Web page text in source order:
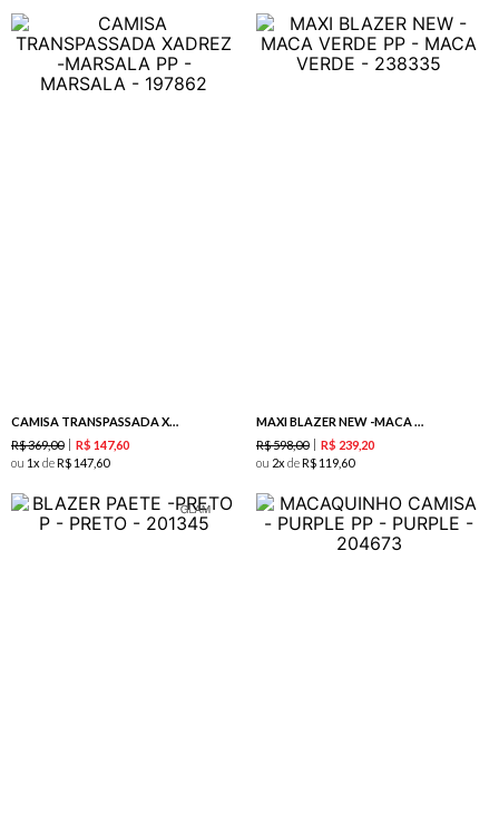
CAMISA TRANSPASSADA XADREZ -MARSALA
R$369,00 R$ 147,60
ou 1 deR$ 147 60
MAXI BLAZER NEW -MACA VERDE
R$598,00 R$ 239 20
ou 2 deR$ 119 60